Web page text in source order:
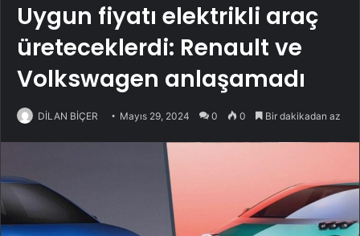
Uygun fiyatı elektrikli araç
üreteceklerdi: Renault ve
Volkswagen anlaşamadı
DİLAN BİÇER Mayıs 29, 2024 0 0 Bir dakikadan az